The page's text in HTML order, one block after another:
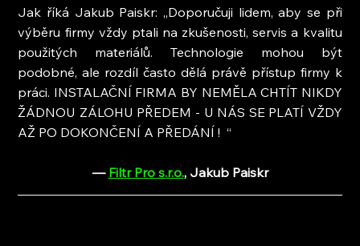
Jak říká Jakub Paiskr: „Doporučuji lidem, aby se při
výběru firmy vždy ptali na zkušenosti, servis a kvalitu
použitých materiálů. Technologie mohou být
podobné, ale rozdíl často dělá právě přístup firmy k
práci. INSTALAČNÍ FIRMA BY NEMĚLA CHTÍT NIKDY
ŽÁDNOU ZÁLOHU PŘEDEM - U NÁS SE PLATÍ VŽDY
AŽ PO DOKONČENÍ A PŘEDÁNÍ !  “
— Filtr Pro s.r.o., Jakub Paiskr